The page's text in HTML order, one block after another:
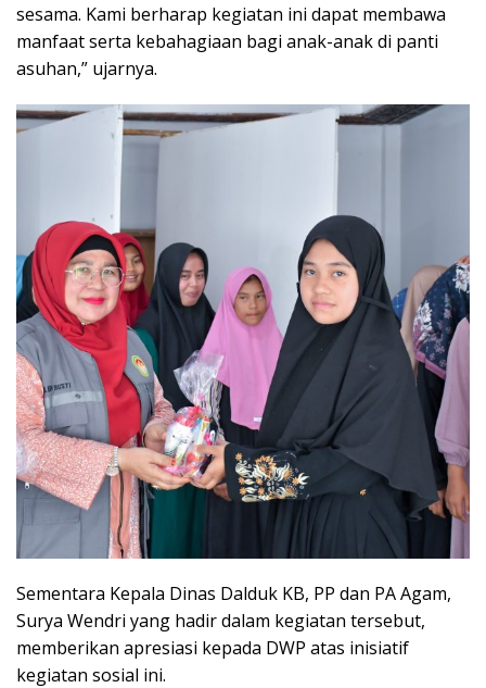
sesama. Kami berharap kegiatan ini dapat membawa
manfaat serta kebahagiaan bagi anak-anak di panti
asuhan,” ujarnya.
Sementara Kepala Dinas Dalduk KB, PP dan PA Agam,
Surya Wendri yang hadir dalam kegiatan tersebut,
memberikan apresiasi kepada DWP atas inisiatif
kegiatan sosial ini.